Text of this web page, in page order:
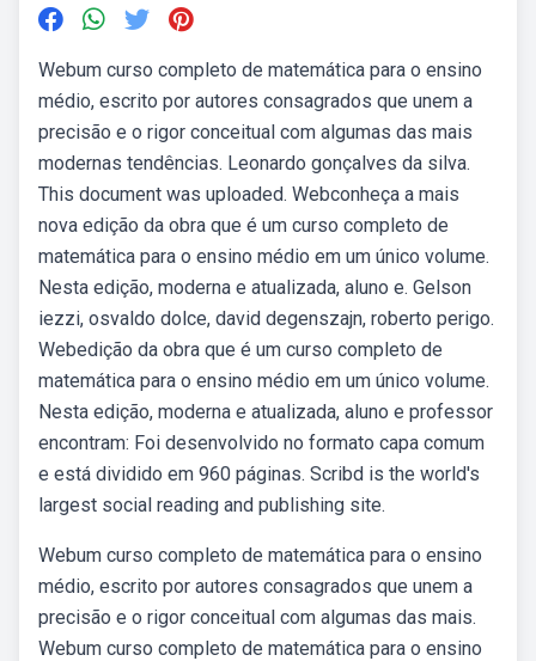
Webum curso completo de matemática para o ensino
médio, escrito por autores consagrados que unem a
precisão e o rigor conceitual com algumas das mais
modernas tendências. Leonardo gonçalves da silva.
This document was uploaded. Webconheça a mais
nova edição da obra que é um curso completo de
matemática para o ensino médio em um único volume.
Nesta edição, moderna e atualizada, aluno e. Gelson
iezzi, osvaldo dolce, david degenszajn, roberto perigo.
Webedição da obra que é um curso completo de
matemática para o ensino médio em um único volume.
Nesta edição, moderna e atualizada, aluno e professor
encontram: Foi desenvolvido no formato capa comum
e está dividido em 960 páginas. Scribd is the world's
largest social reading and publishing site.
Webum curso completo de matemática para o ensino
médio, escrito por autores consagrados que unem a
precisão e o rigor conceitual com algumas das mais.
Webum curso completo de matemática para o ensino